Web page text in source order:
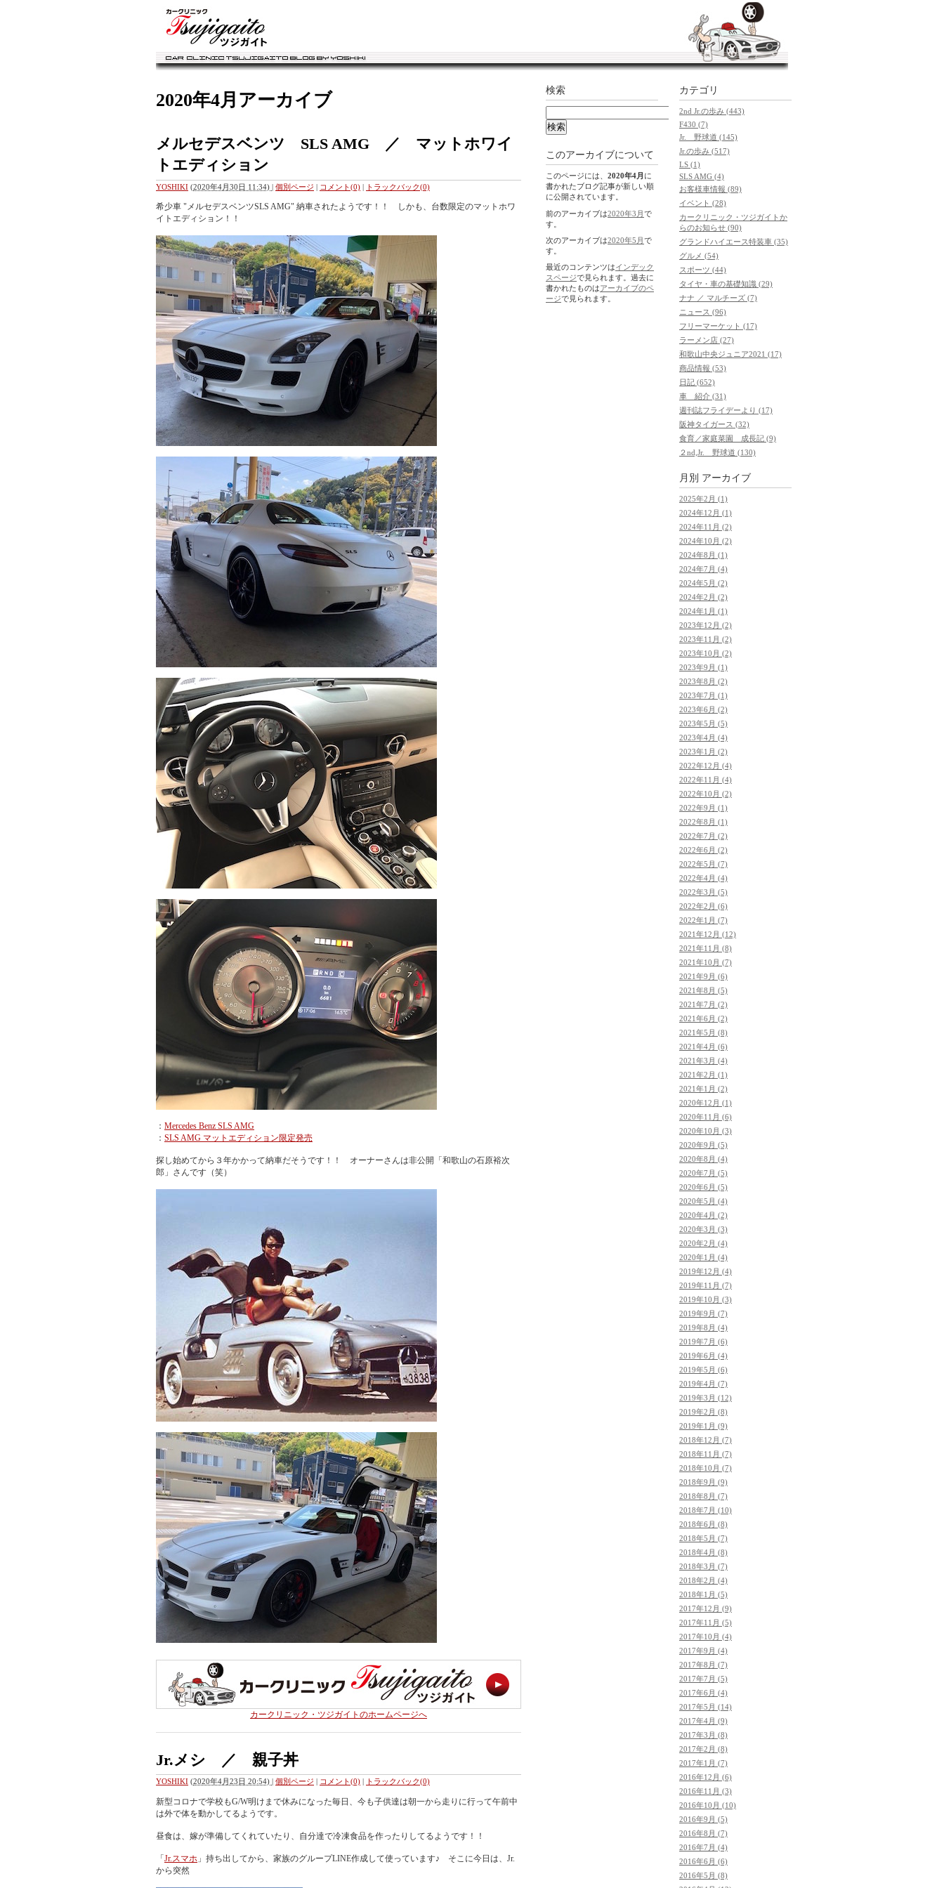
カークリニック・ツジガイト ブログ
2020年4月アーカイブ
メルセデスベンツ SLS AMG ／ マットホワイ
トエディション
YOSHIKI (2020年4月30日 11:34) | 個別ページ | コメント(0) | トラックバック(0)
希少車 "メルセデスベンツSLS AMG" 納車されたようです！！ しかも、台数限定のマットホワ
イトエディション！！
： Mercedes Benz SLS AMG
： SLS AMG マットエディション限定発売
探し始めてから３年かかって納車だそうです！！ オーナーさんは非公開「和歌山の石原裕次
郎」さんです（笑）
カークリニック・ツジガイトのホームページへ
Jr.メシ ／ 親子丼
YOSHIKI (2020年4月23日 20:54) 個別ページ コメント(0) トラックバック(0)
新型コロナで学校もG/W明けまで休みになった毎日、今も子供達は朝一から走りに行って午前中
は外で体を動かしてるようです。
昼食は、嫁が準備してくれていたり、自分達で冷凍食品を作ったりしてるようです！！
「Jr.スマホ 」持ち出してから、家族のグループLINE作成して使っています♪ そこに今日は、Jr.
から突然
カテゴリ
2nd Jr.の歩み (443)
F430 (7)
Jr. 野球道 (145)
Jr.の歩み (517)
LS (1)
SLS AMG (4)
お客様車情報 (89)
イベント (28)
カークリニック・ツジガイトか
らのお知らせ (90)
グランドハイエース特装車 (35)
グルメ (54)
スポーツ (44)
タイヤ・車の基礎知識 (29)
ナナ ／ マルチーズ (7)
ニュース (96)
フリーマーケット (17)
ラーメン店 (27)
和歌山中央ジュニア2021 (17)
商品情報 (53)
日記 (652)
車 紹介 (31)
週刊誌フライデーより (17)
阪神タイガース (32)
食育／家庭菜園 成長記 (9)
２nd,Jr. 野球道 (130)
月別 アーカイブ
2025年2月 (1)
2024年12月 (1)
2024年11月 (2)
2024年10月 (2)
2024年8月 (1)
2024年7月 (4)
2024年5月 (2)
2024年2月 (2)
2024年1月 (1)
2023年12月 (2)
2023年11月 (2)
2023年10月 (2)
2023年9月 (1)
2023年8月 (2)
2023年7月 (1)
2023年6月 (2)
2023年5月 (5)
2023年4月 (4)
2023年1月 (2)
2022年12月 (4)
2022年11月 (4)
2022年10月 (2)
2022年9月 (1)
2022年8月 (1)
2022年7月 (2)
2022年6月 (2)
2022年5月 (7)
2022年4月 (4)
2022年3月 (5)
2022年2月 (6)
2022年1月 (7)
2021年12月 (12)
2021年11月 (8)
2021年10月 (7)
2021年9月 (6)
2021年8月 (5)
2021年7月 (2)
2021年6月 (2)
2021年5月 (8)
2021年4月 (6)
2021年3月 (4)
2021年2月 (1)
2021年1月 (2)
2020年12月 (1)
2020年11月 (6)
2020年10月 (3)
2020年9月 (5)
2020年8月 (4)
2020年7月 (5)
2020年6月 (5)
2020年5月 (4)
2020年4月 (2)
2020年3月 (3)
2020年2月 (4)
2020年1月 (4)
2019年12月 (4)
2019年11月 (7)
2019年10月 (3)
2019年9月 (7)
2019年8月 (4)
2019年7月 (6)
2019年6月 (4)
2019年5月 (6)
2019年4月 (7)
2019年3月 (12)
2019年2月 (8)
2019年1月 (9)
2018年12月 (7)
2018年11月 (7)
2018年10月 (7)
2018年9月 (9)
2018年8月 (7)
2018年7月 (10)
2018年6月 (8)
2018年5月 (7)
2018年4月 (8)
2018年3月 (7)
2018年2月 (4)
2018年1月 (5)
2017年12月 (9)
2017年11月 (5)
2017年10月 (4)
2017年9月 (4)
2017年8月 (7)
2017年7月 (5)
2017年6月 (4)
2017年5月 (14)
2017年4月 (9)
2017年3月 (8)
2017年2月 (8)
2017年1月 (7)
2016年12月 (6)
2016年11月 (3)
2016年10月 (10)
2016年9月 (5)
2016年8月 (7)
2016年7月 (4)
2016年6月 (6)
2016年5月 (8)
検索
このアーカイブについて
このページには、 2020年4月 に
書かれたブログ記事が新しい順
に公開されています。
前のアーカイブは2020年3月で
す。
次のアーカイブは2020年5月で
す。
最近のコンテンツはインデック
スページで見られます。過去に
書かれたものはアーカイブのペ
ージで見られます。